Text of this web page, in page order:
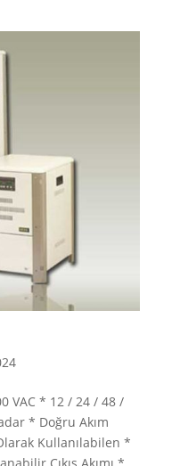
VAC * 12 / 24 / 48 /
* Doğru Akım
Kullanılabilen *